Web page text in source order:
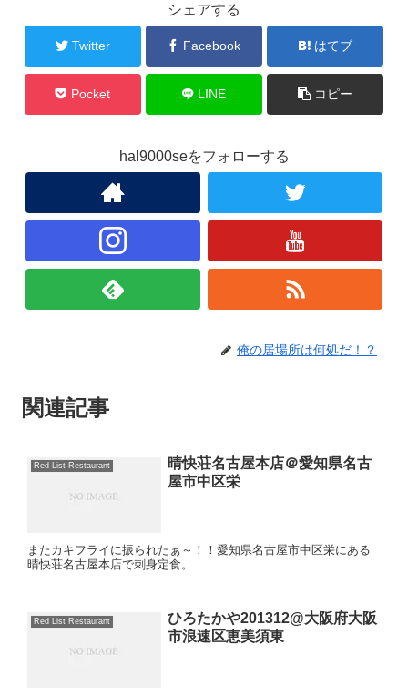
シェアする
Twitter Facebook はてブ
Pocket LINE コピー
hal9000seをフォローする
俺の居場所は何処だ！？
関連記事
Red List Restaurant
晴快荘名古屋本店＠愛知県名古
屋市中区栄
またカキフライに振られたぁ～！！愛知県名古屋市中区栄にある
晴快荘名古屋本店で刺身定食。
Red List Restaurant
ひろたかや201312@大阪府大阪
市浪速区恵美須東